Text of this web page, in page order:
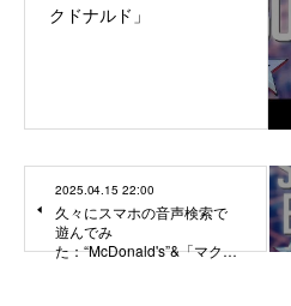
クドナルド」
2025.04.15 22:00
久々にスマホの音声検索で
遊んでみ
た：“McDonald's”&「マク…